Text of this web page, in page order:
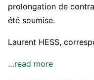
prolongation de
été soumise.
Laurent HESS,
…read more